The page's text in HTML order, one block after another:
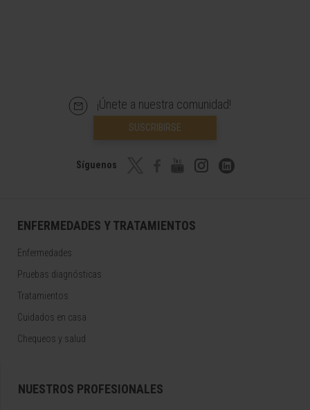
¡Únete a nuestra comunidad!
SUSCRIBIRSE
Síguenos
ENFERMEDADES Y TRATAMIENTOS
Enfermedades
Pruebas diagnósticas
Tratamientos
Cuidados en casa
Chequeos y salud
NUESTROS PROFESIONALES